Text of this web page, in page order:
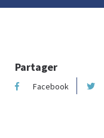
Partager
Facebook